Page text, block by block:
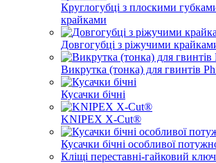
Круглогубці з плоскими
крайками
Довгогубці з ріжучими
Викрутка (тонка) для гвинтів
Кусачки бічні
KNIPEX X-Cut®
Кусачки бічні особливої
Кліщі переставні-гайковий ключ